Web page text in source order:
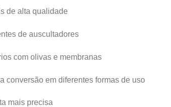
de alta qualidade
de auscultadores
com olivas e membranas
conversão em diferentes formas de uso
mais precisa